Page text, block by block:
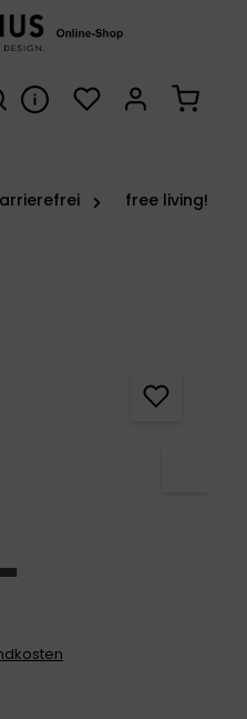
Du hast 0 Produkte
free living!